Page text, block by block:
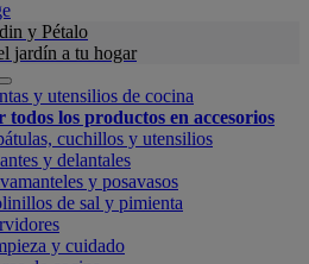
y Pétalo
jardín a tu hogar
y utensilios de cocina
todos los productos en accesorios
cuchillos y utensilios
y delantales
y posavasos
de sal y pimienta
y cuidado